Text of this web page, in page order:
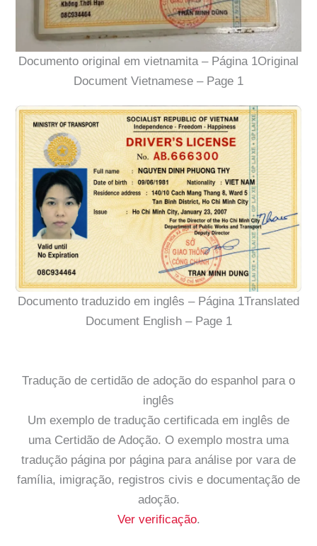
Documento original em vietnamita – Página 1Original
Document Vietnamese – Page 1
Documento traduzido em inglês – Página 1Translated
Document English – Page 1
Tradução de certidão de adoção do espanhol para o
inglês
Um exemplo de tradução certificada em inglês de
uma Certidão de Adoção. O exemplo mostra uma
tradução página por página para análise por vara de
família, imigração, registros civis e documentação de
adoção.
Ver verificação.